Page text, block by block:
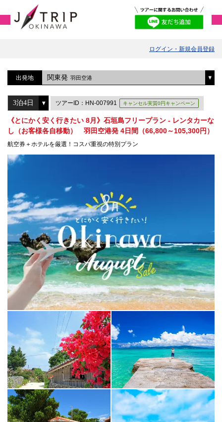
ログイン・新規会員登録
出発地 関東発 羽田空港
ツアーID：HN-007991 キャンセル実質0円キャンペーン
《とにかく安く行きたい 8月》石垣島フリープラン - レンタカーな
し（お客様各自移動） 羽田空港発 4日間（66,800～105,300円）
航空券＋ホテルを厳選！コスパ重視の特別プラン